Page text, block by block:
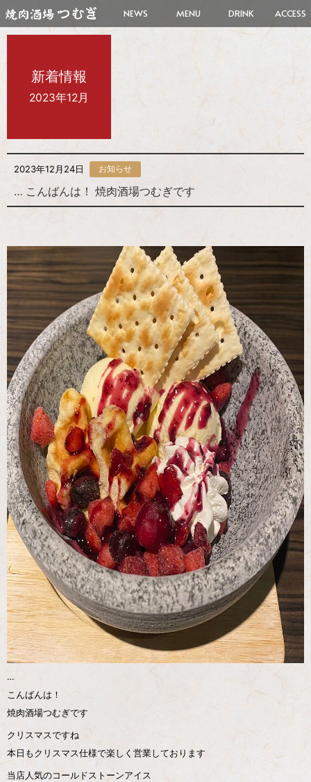
新着情報
2023年12月
2023年12月24日 お知らせ
… こんばんは！ 焼肉酒場つむぎです
…
こんばんは！
焼肉酒場つむぎです
クリスマスですね
本日もクリスマス仕様で楽しく営業しております
当店人気のコールドストーンアイス
NEWS MENU DRINK ACCESS